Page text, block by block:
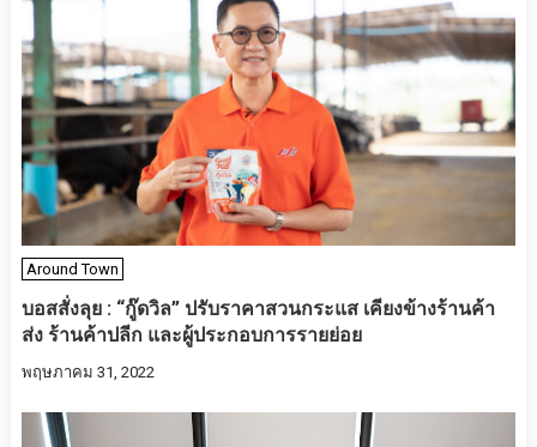
Around Town
บอสสั่งลุย : “กู๊ดวิล” ปรับราคาสวนกระแส เคียงข้างร้านค้า
ส่ง ร้านค้าปลีก และผู้ประกอบการรายย่อย
พฤษภาคม 31, 2022